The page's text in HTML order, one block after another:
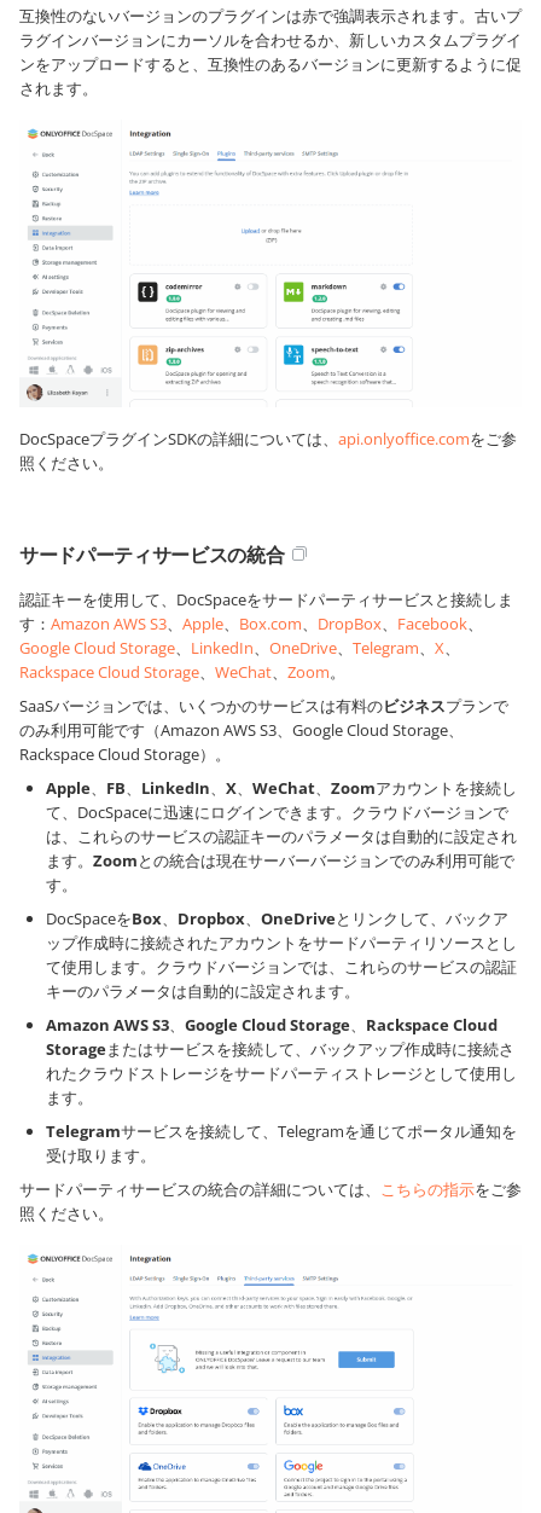
互換性のないバージョンのプラグインは赤で強調表示されます。古いプ
ラグインバージョンにカーソルを合わせるか、新しいカスタムプラグイ
ンをアップロードすると、互換性のあるバージョンに更新するように促
されます。
DocSpaceプラグインSDKの詳細については、 api.onlyoffice.comをご参
照ください。
サードパーティサービスの統合
認証キーを使用して、DocSpaceをサードパーティサービスと接続しま
す： Amazon AWS S3 Apple Box.com DropBox Facebook
Google Cloud Storage
LinkedIn OneDrive Telegram X
Rackspace Cloud Storage
WeChat Zoom。
SaaSバージョンでは、いくつかのサービスは有料のビジネスプランで
のみ利用可能です（Amazon AWS S3、Google Cloud Storage、
Rackspace Cloud Storage）。
Apple
FB LinkedIn X WeChat Zoomアカウントを接続し
て、DocSpaceに迅速にログインできます。クラウドバージョンで
は、これらのサービスの認証キーのパラメータは自動的に設定され
ます。 Zoomとの統合は現在サーバーバージョンでのみ利用可能で
す。
DocSpaceをBox Dropbox OneDriveとリンクして、バックア
ップ作成時に接続されたアカウントをサードパーティリソースとし
て使用します。クラウドバージョンでは、これらのサービスの認証
キーのパラメータは自動的に設定されます。
Amazon AWS S3
Google Cloud Storage
Rackspace Cloud
Storageまたはサービスを接続して、バックアップ作成時に接続さ
れたクラウドストレージをサードパーティストレージとして使用し
ます。
Telegramサービスを接続して、Telegramを通じてポータル通知を
受け取ります。
サードパーティサービスの統合の詳細については、
こちらの指示をご参
照ください。